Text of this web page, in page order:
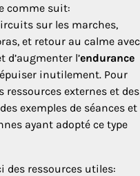
comme suit:
sur les marches,
et retour au calme avec
l’endurance
inutilement. Pour
ressources externes et des
exemples de séances et
ayant adopté ce type
des ressources utiles: